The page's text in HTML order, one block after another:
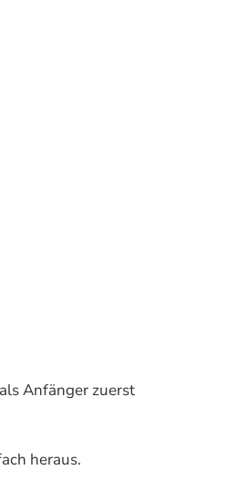
Anfänger zuerst
heraus.